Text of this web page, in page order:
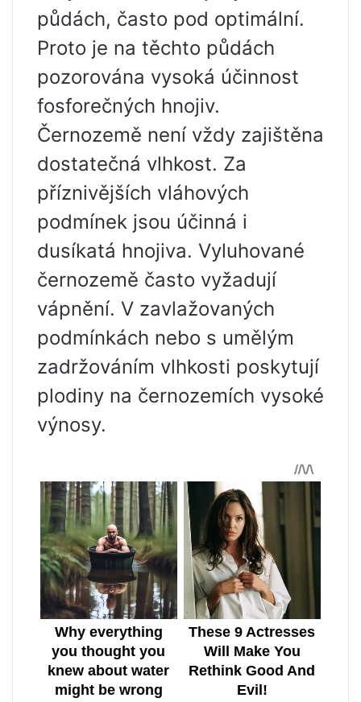
půdách, často pod optimální.
Proto je na těchto půdách
pozorována vysoká účinnost
fosforečných hnojiv.
Černozemě není vždy zajištěna
dostatečná vlhkost. Za
příznivějších vláhových
podmínek jsou účinná i
dusíkatá hnojiva. Vyluhované
černozemě často vyžadují
vápnění. V zavlažovaných
podmínkách nebo s umělým
zadržováním vlhkosti poskytují
plodiny na černozemích vysoké
výnosy.